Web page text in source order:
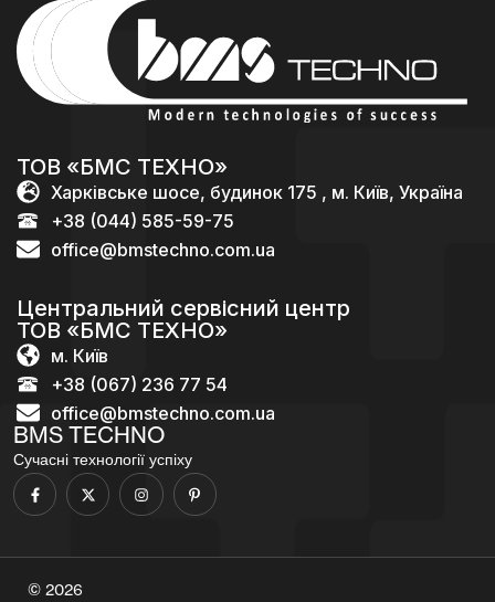
BMS TECHNO
Сучасні технології успіху
ТОВ «БМС ТЕХНО»
Харківське шосе, будинок 175 , м. Київ, Україна
+38 (044) 585-59-75
office@bmstechno.com.ua
Центральний сервісний центр
ТОВ «БМС ТЕХНО»
м. Київ
+38 (067) 236 77 54
office@bmstechno.com.ua
© 2026